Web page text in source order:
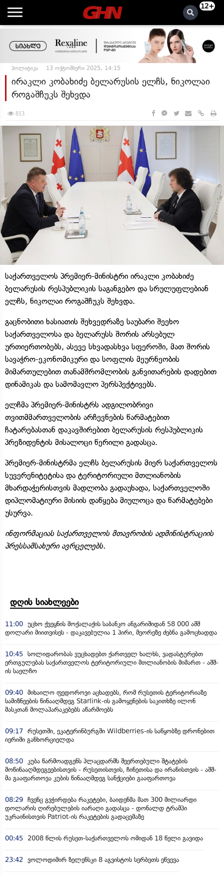
12+
პოლიტიკა 13 ოქტომბერი 2025, 14:15
ირაკლი კობახიძე ბელარუსის ელჩს, ნიკოლაი
როგაშჩუკს შეხვდა
813
საქართველოს პრემიერ-მინისტრი ირაკლი კობახიძე
ბელარუსის რესპუბლიკის საგანგებო და სრულუფლებიან
ელჩს, ნიკოლაი როგაშჩუკს შეხვდა.
გაცნობითი ხასიათის შეხვედრაზე საუბარი შეეხო
საქართველოსა და ბელარუსს შორის არსებულ
ურთიერთობებს, ასევე სხვადასხვა სფეროში, მათ შორის
სავაჭრო-ეკონომიკური და სოფლის მეურნეობის
მიმართულებით თანამშრომლობის განვითარების დადებით
დინამიკას და სამომავლო პერსპექტივებს.
ელჩმა პრემიერ-მინისტრს ადგილობრივი
თვითმმართველობის არჩევნების წარმატებით
ჩატარებასთან დაკავშირებით ბელარუსის რესპუბლიკის
პრეზიდენტის მისალოცი წერილი გადასცა.
პრემიერ-მინისტრმა ელჩს ბელარუსის მიერ საქართველოს
სუვერენიტეტისა და ტერიტორიული მთლიანობის
მხარდაჭერისთვის მადლობა გადაუხადა, საქართველოში
დიპლომატიური მისიის დაწყება მიულოცა და წარმატებები
უსურვა.
ინფორმაციას საქართველოს მთავრობის ადმინისტრაციის
პრესსამსახური ავრცელებს.
დღის სიახლეები
11:00 უცხო ქვეყნის მოქალაქის საბანკო ანგარიშიდან 58 000 აშშ
დოლარი მიითვისეს - დაკავებულია 1 პირი, მეორეზე ძებნა გამოცხადდა
10:45 სოლიდარობას ვუცხადებთ ქართველ ხალხს, ვადასტურებთ
ერთგულებას საქართველოს ტერიტორიული მთლიანობის მიმართ - აშშ-
ის საელჩო
09:40 მიხაილო ფედოროვი აცხადებს, რომ რუსეთის ტერიტორიაზე
სამიზნეების წინააღმდეგ Starlink-ის გამოყენების საკითხზე ილონ
მასკთან მოლაპარაკებებს აწარმოებს
09:17 რუსეთში, ეკატერინბურგში Wildberries-ის საწყობზე დრონებით
იერიში განხორციელდა
08:50
კუბა წარმოადგენს პლაცდარმს შეერთებული შტატების
მოწინააღმდეგეებისთვის - რუსეთისთვის, ჩინეთისა და ირანისთვის - აშშ-
მა გააფართოვა კუბის წინააღმდეგ სანქციები გააფართოვა
08:29 ჩვენც გვჭირდება რაკეტები, ბაიდენმა მათ 300 მილიარდი
დოლარის ღირებულების იარაღი გადასცა - დონალდ ტრამპი
უკრაინისთვის Patriot-ის რაკეტების გადაცემაზე
00:45 2008 წლის რუსეთ-საქართველოს ომიდან 18 წელი გავიდა
23:42 ვოლოდიმირ ზელენსკი 8 აგვისტოს სერბეთს ეწვევა